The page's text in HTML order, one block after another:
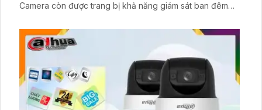
Camera còn được trang bị khả năng giám sát ban đêm
quan sát trong khoảng cách lên đến 50m với hình ảnh
sắc nét đến Full HD 1080P. Camera cũng hỗ trợ các công